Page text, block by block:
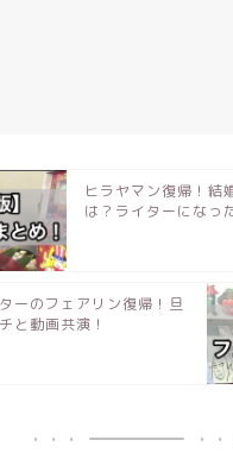
ヒラヤマン復帰！結
は？ライターになっ
ーのフェアリン復帰！旦
と動画共演！